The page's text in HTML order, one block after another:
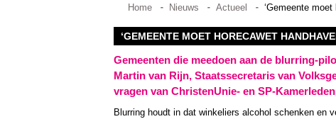
Home Nieuws Actueel ‘Gemeente
‘GEMEENTE MOET HORECAWET
Gemeenten die meedoen aan de blurring-
Martin van Rijn, Staatssecretaris van
vragen van ChristenUnie- en SP-
Blurring houdt in dat winkeliers alcohol schenken en